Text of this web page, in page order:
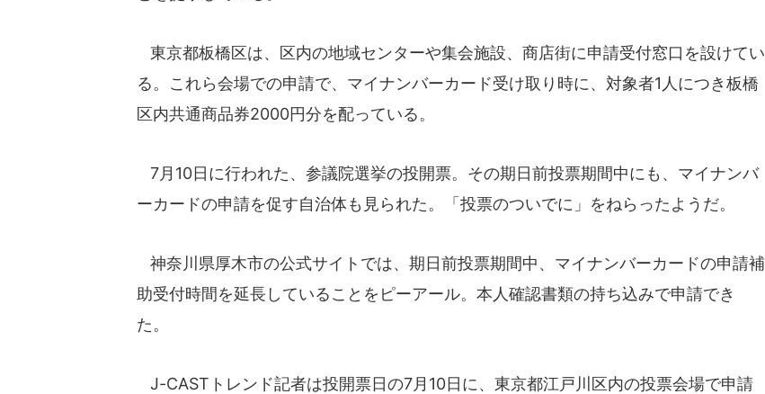
東京都板橋区は、区内の地域センターや集会施設、商店街に申請受付窓口を設けてい
る。これら会場での申請で、マイナンバーカード受け取り時に、対象者1人につき板橋
区内共通商品券2000円分を配っている。
7月10日に行われた、参議院選挙の投開票。その期日前投票期間中にも、マイナンバ
ーカードの申請を促す自治体も見られた。「投票のついでに」をねらったようだ。
神奈川県厚木市の公式サイトでは、期日前投票期間中、マイナンバーカードの申請補
助受付時間を延長していることをピーアール。本人確認書類の持ち込みで申請でき
た。
J-CASTトレンド記者は投開票日の7月10日に、東京都江戸川区内の投票会場で申請